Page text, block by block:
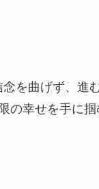
を曲げず、進
の幸せを手に